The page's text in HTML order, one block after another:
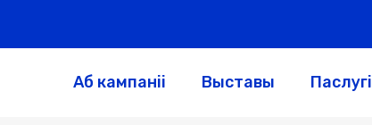
Аб кампаніі Выставы Паслугі